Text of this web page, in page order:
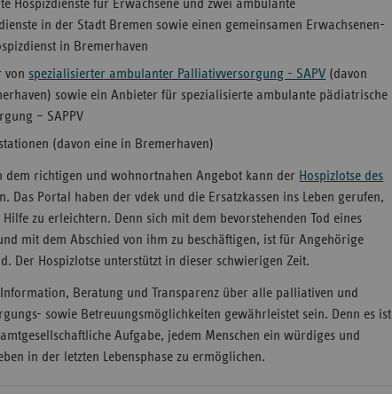
Hospizdienste für Erwachsene und zwei ambulante
in der Stadt Bremen sowie einen gemeinsamen Erwachsenen-
in Bremerhaven
von spezialisierter ambulanter Palliativversorgung - SAPV (davon
sowie ein Anbieter für spezialisierte ambulante pädiatrische
– SAPPV
(davon eine in Bremerhaven)
dem richtigen und wohnortnahen Angebot kann der Hospizlotse des
Das Portal haben der vdek und die Ersatzkassen ins Leben gerufen,
zu erleichtern. Denn sich mit dem bevorstehenden Tod eines
mit dem Abschied von ihm zu beschäftigen, ist für Angehörige
Der Hospizlotse unterstützt in dieser schwierigen Zeit.
Information, Beratung und Transparenz über alle palliativen und
sowie Betreuungsmöglichkeiten gewährleistet sein. Denn es ist
Aufgabe, jedem Menschen ein würdiges und
in der letzten Lebensphase zu ermöglichen.